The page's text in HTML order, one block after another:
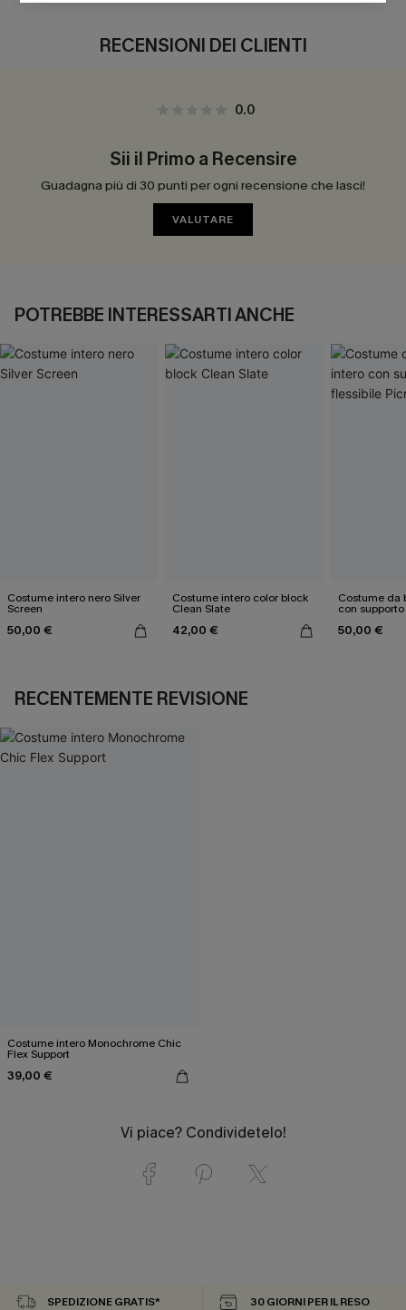
RECENSIONI DEI CLIENTI
0.0
Sii il Primo a Recensire
Guadagna più di 30 punti per ogni recensione che lasci!
VALUTARE
POTREBBE INTERESSARTI ANCHE
Costume intero nero Silver
Screen
50,00 €
Costume intero color block
Clean Slate
42,00 €
Costume da
con
50,00 €
RECENTEMENTE REVISIONE
Costume intero Monochrome Chic
Flex Support
39,00 €
Vi piace? Condividetelo!
SPEDIZIONE GRATIS* 30 GIORNI PER IL RESO